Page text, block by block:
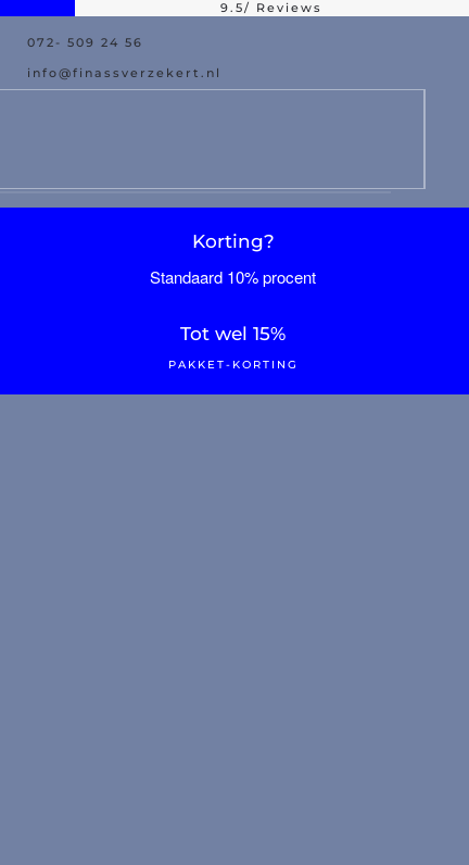
072- 509 24 56
info@finassverzekert.nl
9.5/ Reviews
Korting?
Standaard 10% procent
Tot wel 15%
PAKKET-KORTING